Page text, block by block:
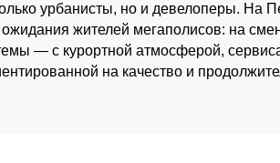
урбанисты, но и девелоперы. На
жителей мегаполисов: на
— с курортной атмосферой,
на качество и